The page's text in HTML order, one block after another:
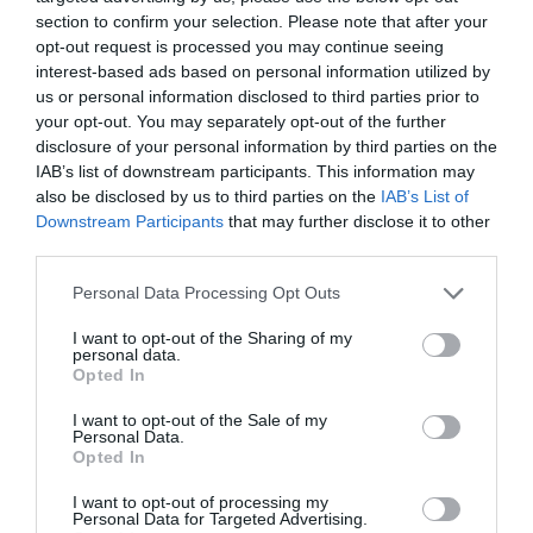
section to confirm your selection. Please note that after your
opt-out request is processed you may continue seeing
interest-based ads based on personal information utilized by
us or personal information disclosed to third parties prior to
your opt-out. You may separately opt-out of the further
disclosure of your personal information by third parties on the
IAB’s list of downstream participants. This information may
also be disclosed by us to third parties on the IAB’s List of
Downstream Participants that may further disclose it to other
Personal Data Processing Opt Outs
I want to opt-out of the Sharing of my
personal data.
Opted In
I want to opt-out of the Sale of my
Personal Data.
Opted In
I want to opt-out of processing my
Personal Data for Targeted Advertising.
akkor zajlott a termelés, amikor a gyár a
valóságban még el sem készült.
Az üzemben több mint kétezren fognak dolgozni
Fotó:MTI
Hans-Peter Kemser gyárigazgató
beszédében elmondta, hogy Debrecenben a
jövő gyárát hozták létre. A helyszín
kiválasztásában a megbízható beszállítók és
üzemben több mint kétezren fognak
dolgozni, ezen túlmenően a gyár a régióban
további több ezer embernek ad munkát.
Papp László, Debrecen polgármestere a világ
legmodernebb, legfenntarthatóbb